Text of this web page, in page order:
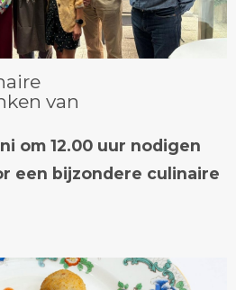
van
om 12.00 uur nodigen
een bijzondere culinaire